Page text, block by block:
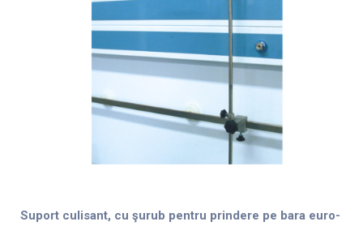
Suport culisant, cu şurub pentru prindere pe bara euro-